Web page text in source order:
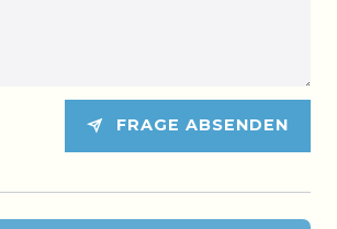
FRAGE ABSENDEN